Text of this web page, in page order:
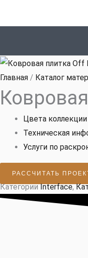
Главная / Каталог
Цвета коллекции
Техническая
Услуги по
РАССЧИТАТЬ
Категории Interface,